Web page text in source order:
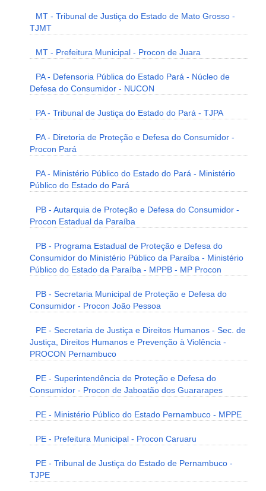
MT - Tribunal de Justiça do Estado de Mato Grosso -
TJMT
MT - Prefeitura Municipal - Procon de Juara
PA - Defensoria Pública do Estado Pará - Núcleo de
Defesa do Consumidor - NUCON
PA - Tribunal de Justiça do Estado do Pará - TJPA
PA - Diretoria de Proteção e Defesa do Consumidor -
Procon Pará
PA - Ministério Público do Estado do Pará - Ministério
Público do Estado do Pará
PB - Autarquia de Proteção e Defesa do Consumidor -
Procon Estadual da Paraíba
PB - Programa Estadual de Proteção e Defesa do
Consumidor do Ministério Público da Paraíba - Ministério
Público do Estado da Paraíba - MPPB - MP Procon
PB - Secretaria Municipal de Proteção e Defesa do
Consumidor - Procon João Pessoa
PE - Secretaria de Justiça e Direitos Humanos - Sec. de
Justiça, Direitos Humanos e Prevenção à Violência -
PROCON Pernambuco
PE - Superintendência de Proteção e Defesa do
Consumidor - Procon de Jaboatão dos Guararapes
PE - Ministério Público do Estado Pernambuco - MPPE
PE - Prefeitura Municipal - Procon Caruaru
PE - Tribunal de Justiça do Estado de Pernambuco -
TJPE